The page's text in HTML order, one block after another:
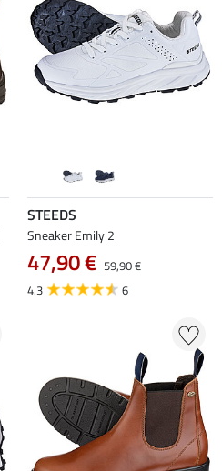
STEEDS
Sneaker Emily 2
47,90 € 59,90 €
4.3
6